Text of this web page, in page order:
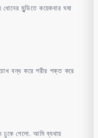
মুন্ডিতে কয়েকবার ঘষা
চোখ বন্ধ করে শরীর শক্ত করে
ঢুকে গেলো. আমি ব্যথায়